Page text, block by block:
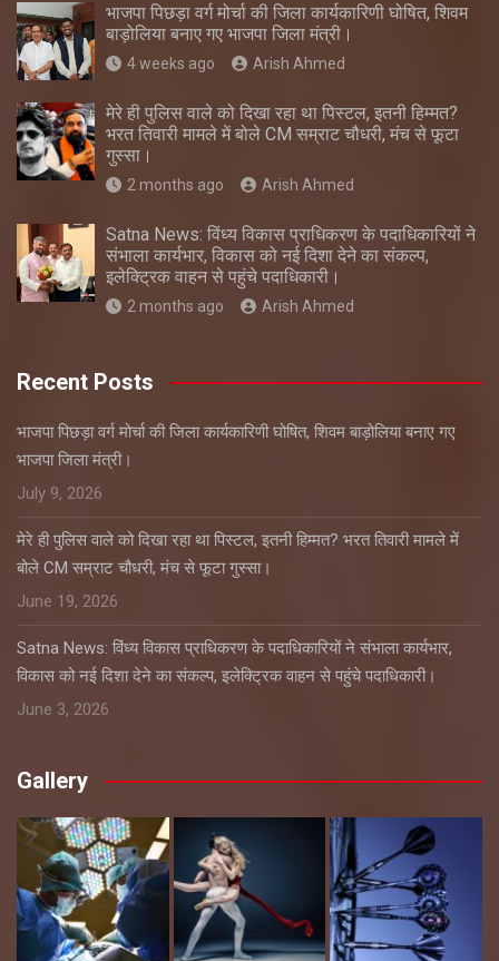
भाजपा पिछड़ा वर्ग मोर्चा की जिला कार्यकारिणी घोषित, शिवम
बाड़ोलिया बनाए गए भाजपा जिला मंत्री।
4 weeks ago Arish Ahmed
मेरे ही पुलिस वाले को दिखा रहा था पिस्टल, इतनी हिम्मत?
भरत तिवारी मामले में बोले CM सम्राट चौधरी, मंच से फूटा
गुस्सा।
2 months ago Arish Ahmed
Satna News: विंध्य विकास प्राधिकरण के पदाधिकारियों ने
संभाला कार्यभार, विकास को नई दिशा देने का संकल्प,
इलेक्ट्रिक वाहन से पहुंचे पदाधिकारी।
2 months ago Arish Ahmed
Recent Posts
भाजपा पिछड़ा वर्ग मोर्चा की जिला कार्यकारिणी घोषित, शिवम बाड़ोलिया बनाए गए
भाजपा जिला मंत्री।
July 9, 2026
मेरे ही पुलिस वाले को दिखा रहा था पिस्टल, इतनी हिम्मत? भरत तिवारी मामले में
बोले CM सम्राट चौधरी, मंच से फूटा गुस्सा।
June 19, 2026
Satna News: विंध्य विकास प्राधिकरण के पदाधिकारियों ने संभाला कार्यभार,
विकास को नई दिशा देने का संकल्प, इलेक्ट्रिक वाहन से पहुंचे पदाधिकारी।
June 3, 2026
Gallery